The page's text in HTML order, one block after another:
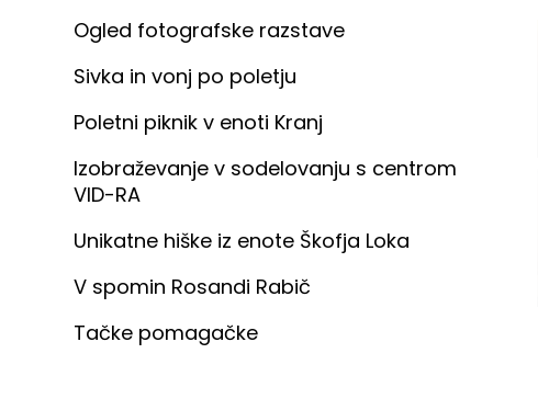
Ogled fotografske razstave
Sivka in vonj po poletju
Poletni piknik v enoti Kranj
Izobraževanje v sodelovanju s centrom
VID-RA
Unikatne hiške iz enote Škofja Loka
V spomin Rosandi Rabič
Tačke pomagačke